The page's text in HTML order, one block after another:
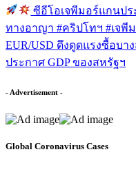
ซีอีโอเจพีมอร์แกนป
ทางอาญา #คริปโทฯ #เจพี
EUR/USD ดึงดูดแรงซื้อบา
ประกาศ GDP ของสหรัฐฯ
- Advertisement -
Global Coronavirus Cases